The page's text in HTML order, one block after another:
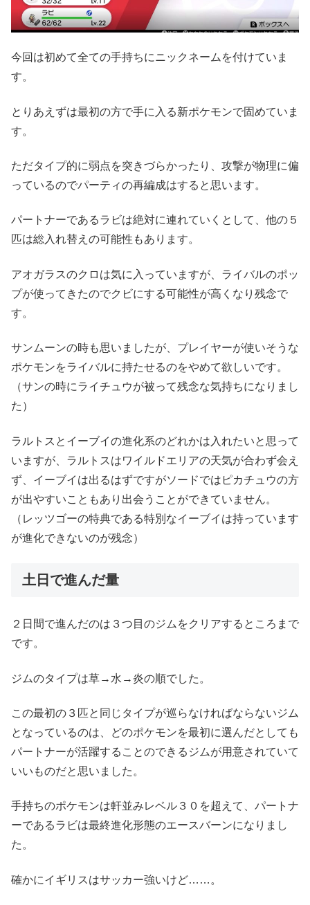
今回は初めて全ての手持ちにニックネームを付けていま
す。
とりあえずは最初の方で手に入る新ポケモンで固めていま
す。
ただタイプ的に弱点を突きづらかったり、攻撃が物理に偏
っているのでパーティの再編成はすると思います。
パートナーであるラビは絶対に連れていくとして、他の５
匹は総入れ替えの可能性もあります。
アオガラスのクロは気に入っていますが、ライバルのポッ
プが使ってきたのでクビにする可能性が高くなり残念で
す。
サンムーンの時も思いましたが、プレイヤーが使いそうな
ポケモンをライバルに持たせるのをやめて欲しいです。
（サンの時にライチュウが被って残念な気持ちになりまし
た）
ラルトスとイーブイの進化系のどれかは入れたいと思って
いますが、ラルトスはワイルドエリアの天気が合わず会え
ず、イーブイは出るはずですがソードではピカチュウの方
が出やすいこともあり出会うことができていません。
（レッツゴーの特典である特別なイーブイは持っています
が進化できないのが残念）
土日で進んだ量
２日間で進んだのは３つ目のジムをクリアするところまで
です。
ジムのタイプは草→水→炎の順でした。
この最初の３匹と同じタイプが巡らなければならないジム
となっているのは、どのポケモンを最初に選んだとしても
パートナーが活躍することのできるジムが用意されていて
いいものだと思いました。
手持ちのポケモンは軒並みレベル３０を超えて、パートナ
ーであるラビは最終進化形態のエースバーンになりまし
た。
確かにイギリスはサッカー強いけど……。